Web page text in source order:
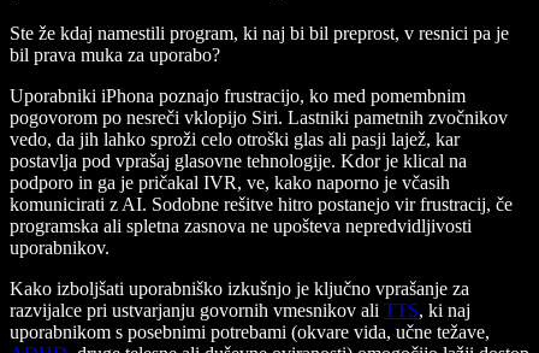
Ste že kdaj namestili program, ki naj bi bil preprost, v resnici pa je
bil prava muka za uporabo?
Uporabniki iPhona poznajo frustracijo, ko med pomembnim
pogovorom po nesreči vklopijo Siri. Lastniki pametnih zvočnikov
vedo, da jih lahko sproži celo otroški glas ali pasji lajež, kar
postavlja pod vprašaj glasovne tehnologije. Kdor je klical na
podporo in ga je pričakal IVR, ve, kako naporno je včasih
komunicirati z AI. Sodobne rešitve hitro postanejo vir frustracij, če
programska ali spletna zasnova ne upošteva nepredvidljivosti
uporabnikov.
Kako izboljšati uporabniško izkušnjo je ključno vprašanje za
razvijalce pri ustvarjanju govornih vmesnikov ali TTS, ki naj
uporabnikom s posebnimi potrebami (okvare vida, učne težave,